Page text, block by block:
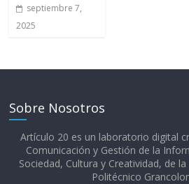
septiembre 7,
2025
Sobre Nosotros
Artículo 20 es un laboratorio digital
Comunicación y Gestión de la
Sociedad, Cultura y Creatividad, de
Politécnico